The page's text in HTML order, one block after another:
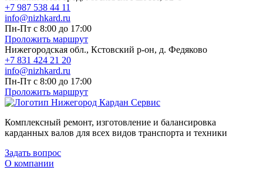
+7 987 538 44 11
info@nizhkard.ru
Пн-Пт с 8:00 до 17:00
Проложить маршрут
Нижегородская обл., Кстовский р-он, д. Федяково
+7 831 424 21 20
info@nizhkard.ru
Пн-Пт с 8:00 до 17:00
Проложить маршрут
Комплексный ремонт, изготовление и балансировка
карданных валов для всех видов транспорта и техники
Задать вопрос
О компании